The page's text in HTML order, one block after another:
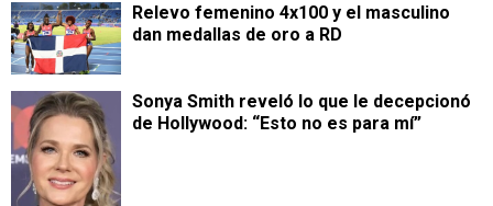
Relevo femenino 4x100 y el masculino
dan medallas de oro a RD
Sonya Smith reveló lo que le decepcionó
de Hollywood: “Esto no es para mí”